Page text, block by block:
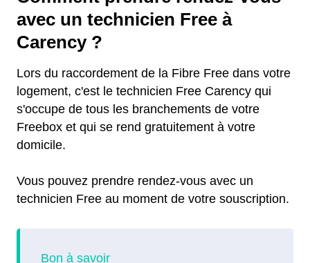
avec un technicien Free à
Carency ?
Lors du raccordement de la Fibre Free dans votre
logement, c'est le technicien Free Carency qui
s'occupe de tous les branchements de votre
Freebox et qui se rend gratuitement à votre
domicile.
Vous pouvez prendre rendez-vous avec un
technicien Free au moment de votre souscription.